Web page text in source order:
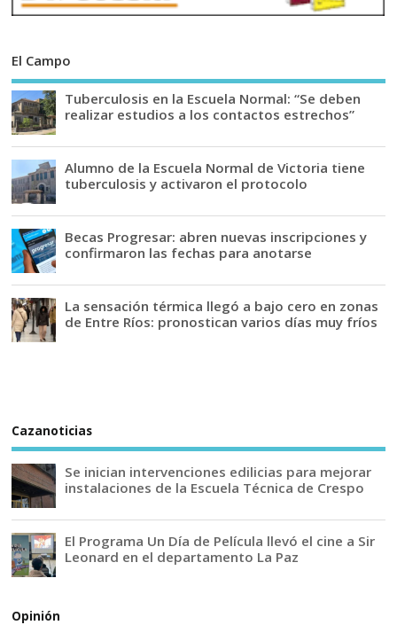
El Campo
Tuberculosis en la Escuela Normal: “Se deben
realizar estudios a los contactos estrechos”
Alumno de la Escuela Normal de Victoria tiene
tuberculosis y activaron el protocolo
Becas Progresar: abren nuevas inscripciones y
confirmaron las fechas para anotarse
La sensación térmica llegó a bajo cero en zonas
de Entre Ríos: pronostican varios días muy fríos
Cazanoticias
Se inician intervenciones edilicias para mejorar
instalaciones de la Escuela Técnica de Crespo
El Programa Un Día de Película llevó el cine a Sir
Leonard en el departamento La Paz
Opinión